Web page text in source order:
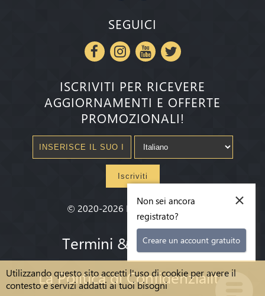
Utilizzando questo sito accetti l'uso di cookie per avere il
contesto e servizi addatti ai tuoi bisogni
SEGUICI
ISCRIVITI PER RICEVERE
AGGIORNAMENTI E OFFERTE
PROMOZIONALI!
Iscriviti
© 2020-2026 Millenium State®
Termini & condizioni
La Politica di Confidenzialità
×
Non sei ancora
registrato?
Creare un account gratuito